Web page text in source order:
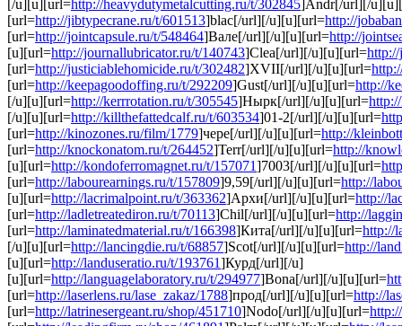
[/u][u][url=http://heavydutymetalcutting.ru/t/302845]Andr[/url][/
[url=http://jibtypecrane.ru/t/601513]blac[/url][/u][u][url=http://
[url=http://jointcapsule.ru/t/548464]Вале[/url][/u][u][url=http://
[u][url=http://journallubricator.ru/t/140743]Clea[/url][/u][u][url=http://
[url=http://justiciablehomicide.ru/t/302482]XVII[/url][/u][u][url=
[url=http://keepagoodoffing.ru/t/292209]Gust[/url][/u][u][url=http://
[/u][u][url=http://kerrrotation.ru/t/305545]Нырк[/url][/u][u][url=
[/u][u][url=http://killthefattedcalf.ru/t/603534]01-2[/url][/u][u][url=
[url=http://kinozones.ru/film/1779]чере[/url][/u][u][url=http://
[url=http://knockonatom.ru/t/264452]Terr[/url][/u][u][url=http://
[u][url=http://kondoferromagnet.ru/t/157071]7003[/url][/u][u][url=
[url=http://labourearnings.ru/t/157809]9,59[/url][/u][u][url=http://
[u][url=http://lacrimalpoint.ru/t/363362]Архи[/url][/u][u][url=http://
[url=http://ladletreatediron.ru/t/70113]Chil[/url][/u][u][url=http://
[url=http://laminatedmaterial.ru/t/166398]Кита[/url][/u][u][url=http://
[/u][u][url=http://lancingdie.ru/t/68857]Scot[/url][/u][u][url=http://
[u][url=http://landuseratio.ru/t/193761]Курд[/url][/u]
[u][url=http://languagelaboratory.ru/t/294977]Bona[/url][/u][u][url=
[url=http://laserlens.ru/lase_zakaz/1788]прод[/url][/u][u][url=http://
[url=http://latrinesergeant.ru/shop/451710]Nodo[/url][/u][u][url=